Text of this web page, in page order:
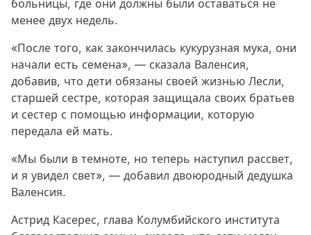
больницы, где они должны были оставаться не
менее двух недель.
«После того, как закончилась кукурузная мука, они
начали есть семена», — сказала Валенсия,
добавив, что дети обязаны своей жизнью Лесли,
старшей сестре, которая защищала своих братьев
и сестер с помощью информации, которую
передала ей мать.
«Мы были в темноте, но теперь наступил рассвет,
и я увидел свет», — добавил двоюродный дедушка
Валенсия.
Астрид Касерес, глава Колумбийского института